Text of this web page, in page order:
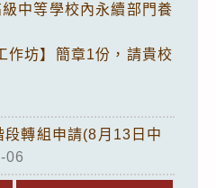
中等學校內永續部門養
作坊】簡章1份，請貴校
轉組申請(8月13日中
06